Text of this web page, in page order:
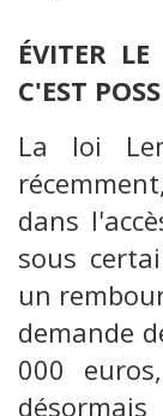
ÉVITER
C'EST
La loi
dans
sous
un
demande
000